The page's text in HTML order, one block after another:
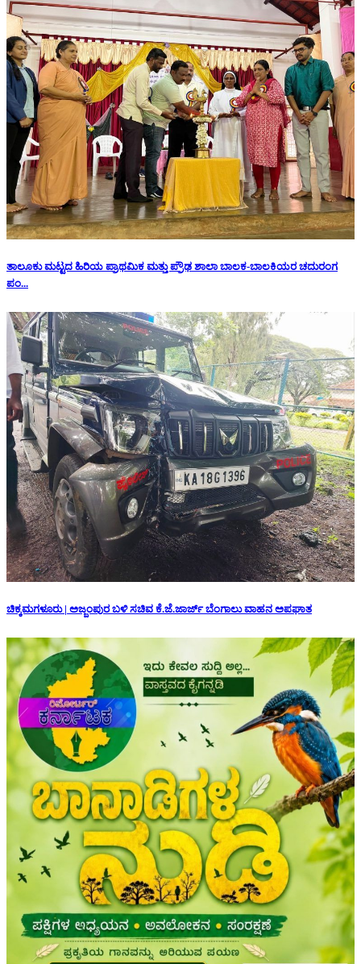
ತಾಲೂಕು ಮಟ್ಟದ ಹಿರಿಯ ಪ್ರಾಥಮಿಕ ಮತ್ತು ಪ್ರೌಢ ಶಾಲಾ ಬಾಲಕ-ಬಾಲಕಿಯರ ಚದುರಂಗ
ಪಂ...
ಚಿಕ್ಕಮಗಳೂರು | ಅಜ್ಜಂಪುರ ಬಳಿ ಸಚಿವ ಕೆ.ಜೆ.ಜಾರ್ಜ್ ಬೆಂಗಾಲು ವಾಹನ ಅಪಘಾತ